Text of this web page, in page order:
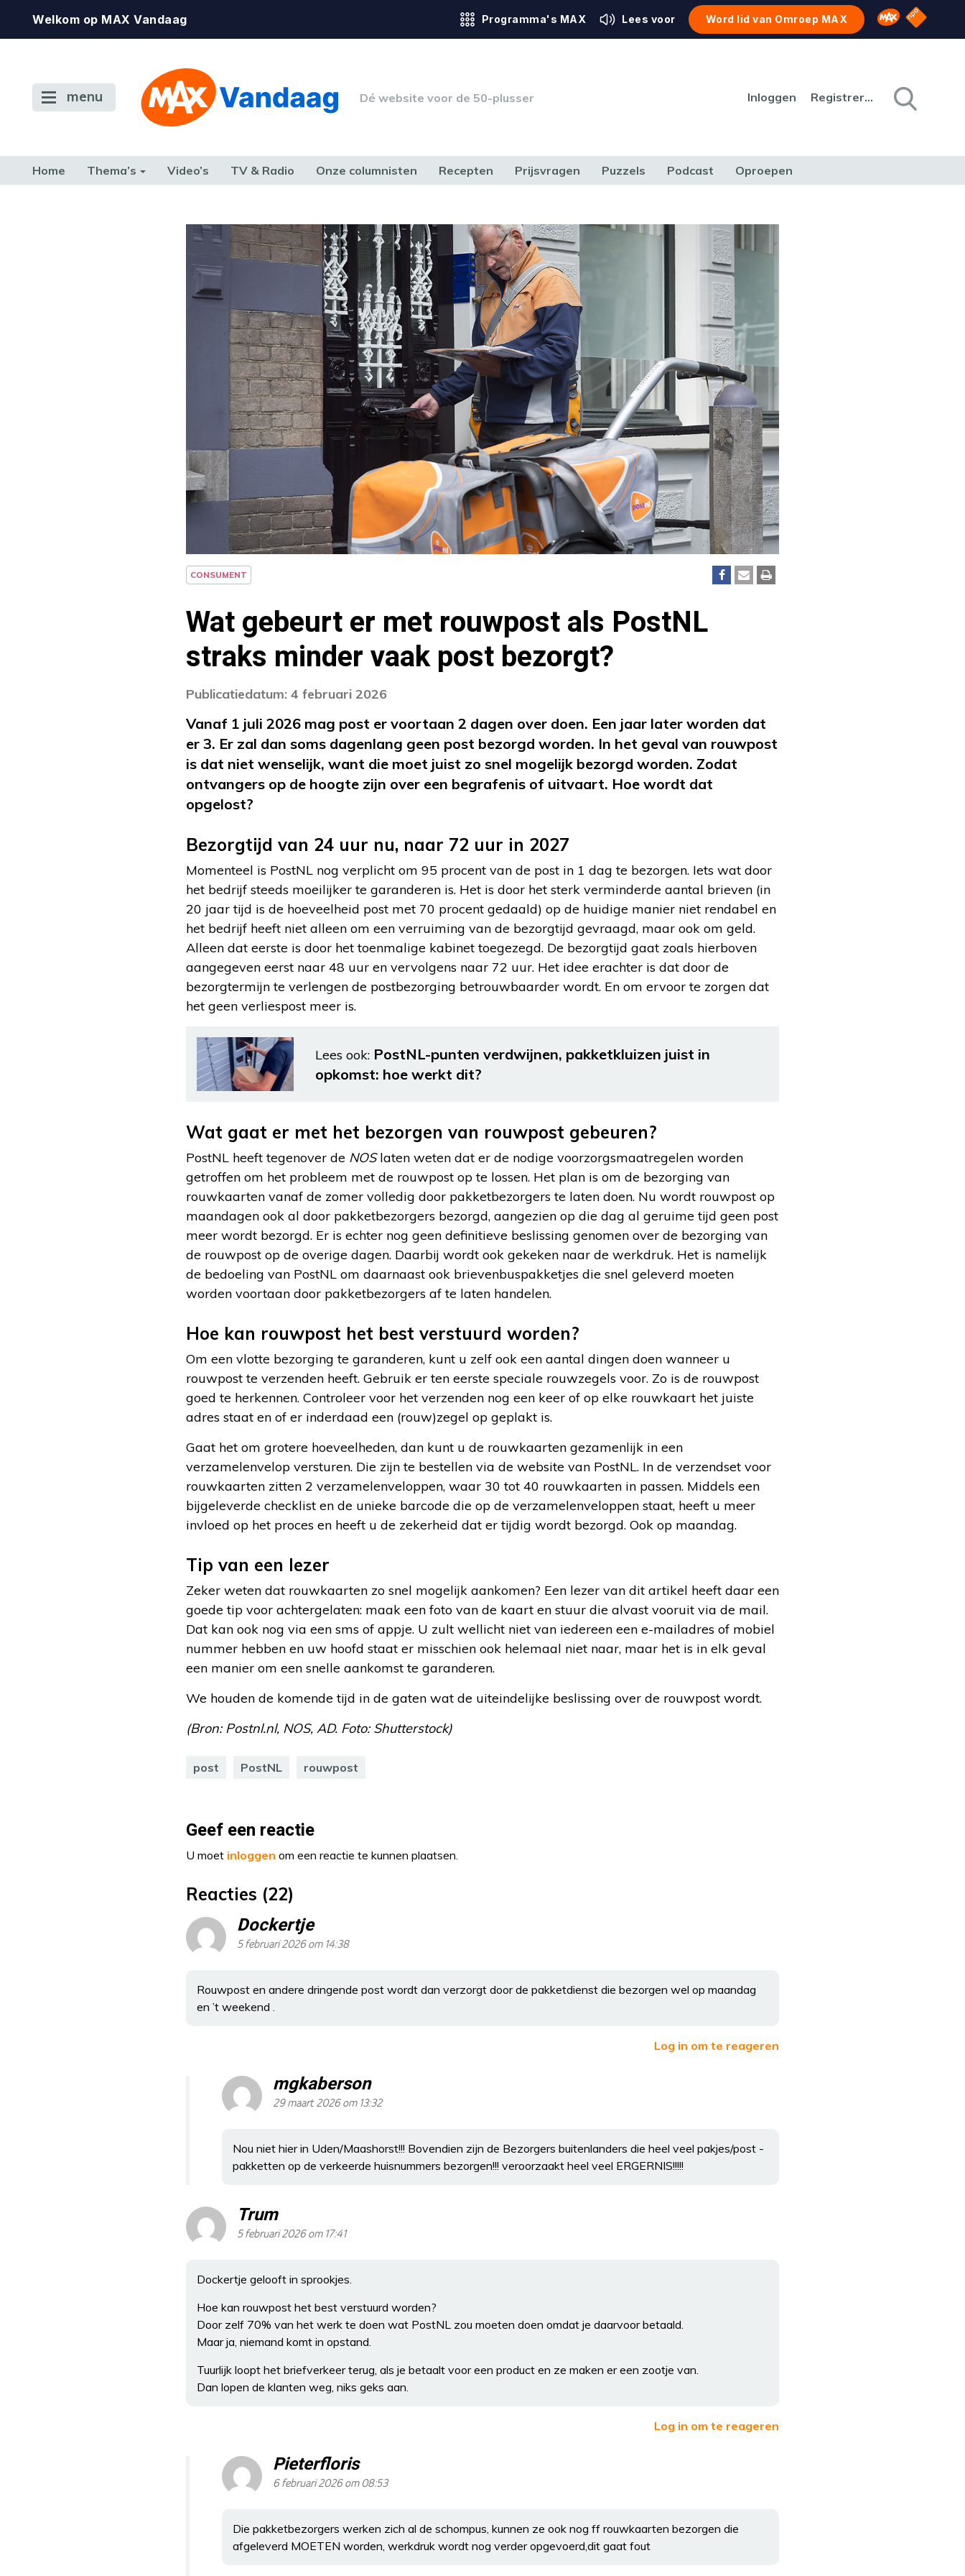
Welkom op MAX Vandaag Programma's MAX Lees voor Word lid van Omroep MAX Omroep MAX
NPO
menu Dé website voor de 50-plusser Inloggen Registreren
Home Thema’s Video’s TV & Radio Onze columnisten Recepten Prijsvragen Puzzels Podcast Oproepen
CONSUMENT
Wat gebeurt er met rouwpost als PostNL
straks minder vaak post bezorgt?
Publicatiedatum: 4 februari 2026
Vanaf 1 juli 2026 mag post er voortaan 2 dagen over doen. Een jaar later worden dat
er 3. Er zal dan soms dagenlang geen post bezorgd worden. In het geval van rouwpost
is dat niet wenselijk, want die moet juist zo snel mogelijk bezorgd worden. Zodat
ontvangers op de hoogte zijn over een begrafenis of uitvaart. Hoe wordt dat
opgelost?
Bezorgtijd van 24 uur nu, naar 72 uur in 2027
Momenteel is PostNL nog verplicht om 95 procent van de post in 1 dag te bezorgen. Iets wat door
het bedrijf steeds moeilijker te garanderen is. Het is door het sterk verminderde aantal brieven (in
20 jaar tijd is de hoeveelheid post met 70 procent gedaald) op de huidige manier niet rendabel en
het bedrijf heeft niet alleen om een verruiming van de bezorgtijd gevraagd, maar ook om geld.
Alleen dat eerste is door het toenmalige kabinet toegezegd. De bezorgtijd gaat zoals hierboven
aangegeven eerst naar 48 uur en vervolgens naar 72 uur. Het idee erachter is dat door de
bezorgtermijn te verlengen de postbezorging betrouwbaarder wordt. En om ervoor te zorgen dat
het geen verliespost meer is.
Lees ook: PostNL-punten verdwijnen, pakketkluizen juist in
opkomst: hoe werkt dit?
Wat gaat er met het bezorgen van rouwpost gebeuren?
PostNL heeft tegenover de NOSlaten weten dat er de nodige voorzorgsmaatregelen worden
getroffen om het probleem met de rouwpost op te lossen. Het plan is om de bezorging van
rouwkaarten vanaf de zomer volledig door pakketbezorgers te laten doen. Nu wordt rouwpost op
maandagen ook al door pakketbezorgers bezorgd, aangezien op die dag al geruime tijd geen post
meer wordt bezorgd. Er is echter nog geen definitieve beslissing genomen over de bezorging van
de rouwpost op de overige dagen. Daarbij wordt ook gekeken naar de werkdruk. Het is namelijk
de bedoeling van PostNL om daarnaast ook brievenbuspakketjes die snel geleverd moeten
worden voortaan door pakketbezorgers af te laten handelen.
Hoe kan rouwpost het best verstuurd worden?
Om een vlotte bezorging te garanderen, kunt u zelf ook een aantal dingen doen wanneer u
rouwpost te verzenden heeft. Gebruik er ten eerste speciale rouwzegels voor. Zo is de rouwpost
goed te herkennen. Controleer voor het verzenden nog een keer of op elke rouwkaart het juiste
adres staat en of er inderdaad een (rouw)zegel op geplakt is.
Gaat het om grotere hoeveelheden, dan kunt u de rouwkaarten gezamenlijk in een
verzamelenvelop versturen. Die zijn te bestellen via de website van PostNL. In de verzendset voor
rouwkaarten zitten 2 verzamelenveloppen, waar 30 tot 40 rouwkaarten in passen. Middels een
bijgeleverde checklist en de unieke barcode die op de verzamelenveloppen staat, heeft u meer
invloed op het proces en heeft u de zekerheid dat er tijdig wordt bezorgd. Ook op maandag.
Tip van een lezer
Zeker weten dat rouwkaarten zo snel mogelijk aankomen? Een lezer van dit artikel heeft daar een
goede tip voor achtergelaten: maak een foto van de kaart en stuur die alvast vooruit via de mail.
Dat kan ook nog via een sms of appje. U zult wellicht niet van iedereen een e-mailadres of mobiel
nummer hebben en uw hoofd staat er misschien ook helemaal niet naar, maar het is in elk geval
een manier om een snelle aankomst te garanderen.
We houden de komende tijd in de gaten wat de uiteindelijke beslissing over de rouwpost wordt.
(Bron: Postnl.nl, NOS, AD. Foto: Shutterstock)
post PostNL rouwpost
Geef een reactie
U moet inloggen om een reactie te kunnen plaatsen.
Reacties (22)
Dockertje
5 februari 2026 om 14:38
Rouwpost en andere dringende post wordt dan verzorgt door de pakketdienst die bezorgen wel op maandag
en ’t weekend .
Log in om te reageren
mgkaberson
29 maart 2026 om 13:32
Nou niet hier in Uden/Maashorst!!! Bovendien zijn de Bezorgers buitenlanders die heel veel pakjes/post -
pakketten op de verkeerde huisnummers bezorgen!!! veroorzaakt heel veel ERGERNIS!!!!!
Trum
5 februari 2026 om 17:41
Dockertje gelooft in sprookjes.
Hoe kan rouwpost het best verstuurd worden?
Door zelf 70% van het werk te doen wat PostNL zou moeten doen omdat je daarvoor betaald.
Maar ja, niemand komt in opstand.
Tuurlijk loopt het briefverkeer terug, als je betaalt voor een product en ze maken er een zootje van.
Dan lopen de klanten weg, niks geks aan.
Log in om te reageren
Pieterfloris
6 februari 2026 om 08:53
Die pakketbezorgers werken zich al de schompus, kunnen ze ook nog ff rouwkaarten bezorgen die
afgeleverd MOETEN worden, werkdruk wordt nog verder opgevoerd,dit gaat fout